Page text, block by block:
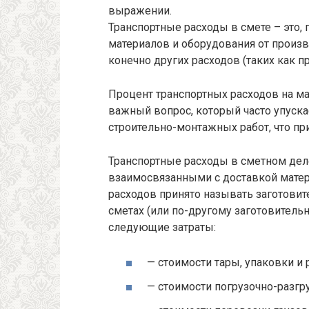
выражении.
Транспортные расходы в смете – это,
материалов и оборудования от
конечно других расходов (таких как
Процент транспортных расходов на
важный вопрос, который часто
строительно-монтажных работ, что
Транспортные расходы в сметном
взаимосвязанными с доставкой
расходов принято называть
сметах (или по-другому
следующие затраты:
— стоимости тары, упаковки и
— стоимости погрузочно-